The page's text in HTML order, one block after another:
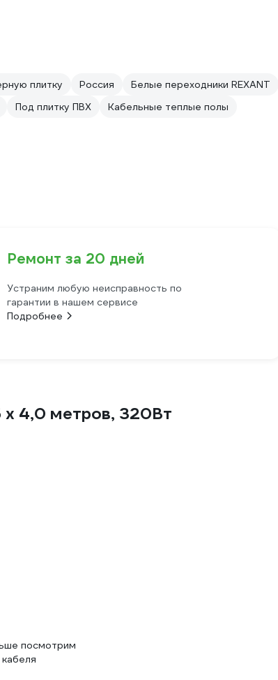
плитку Россия Белые переходники REXANT
Под плитку ПВХ
Кабельные теплые полы
Ремонт за 20 дней
Устраним любую неисправность по
гарантии в нашем сервисе
Подробнее
4,0 метров, 320Вт
посмотрим